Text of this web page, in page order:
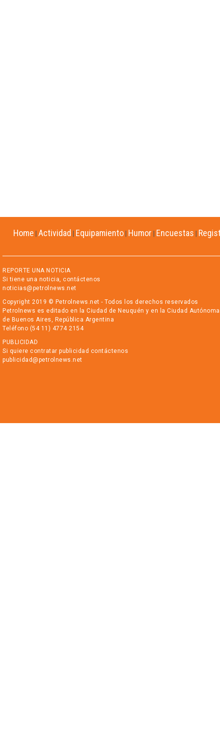
Home Actividad Equipamiento Humor Encuestas
REPORTE UNA NOTICIA
Si tiene una noticia, contáctenos
noticias@petrolnews.net
Copyright 2019 © Petrolnews.net - Todos los derechos reservados
Petrolnews es editado en la Ciudad de Neuquén y en la Ciudad Autónoma
de Buenos Aires, República Argentina
Teléfono (54 11) 4774 2154
PUBLICIDAD
Si quiere contratar publicidad contáctenos
publicidad@petrolnews.net